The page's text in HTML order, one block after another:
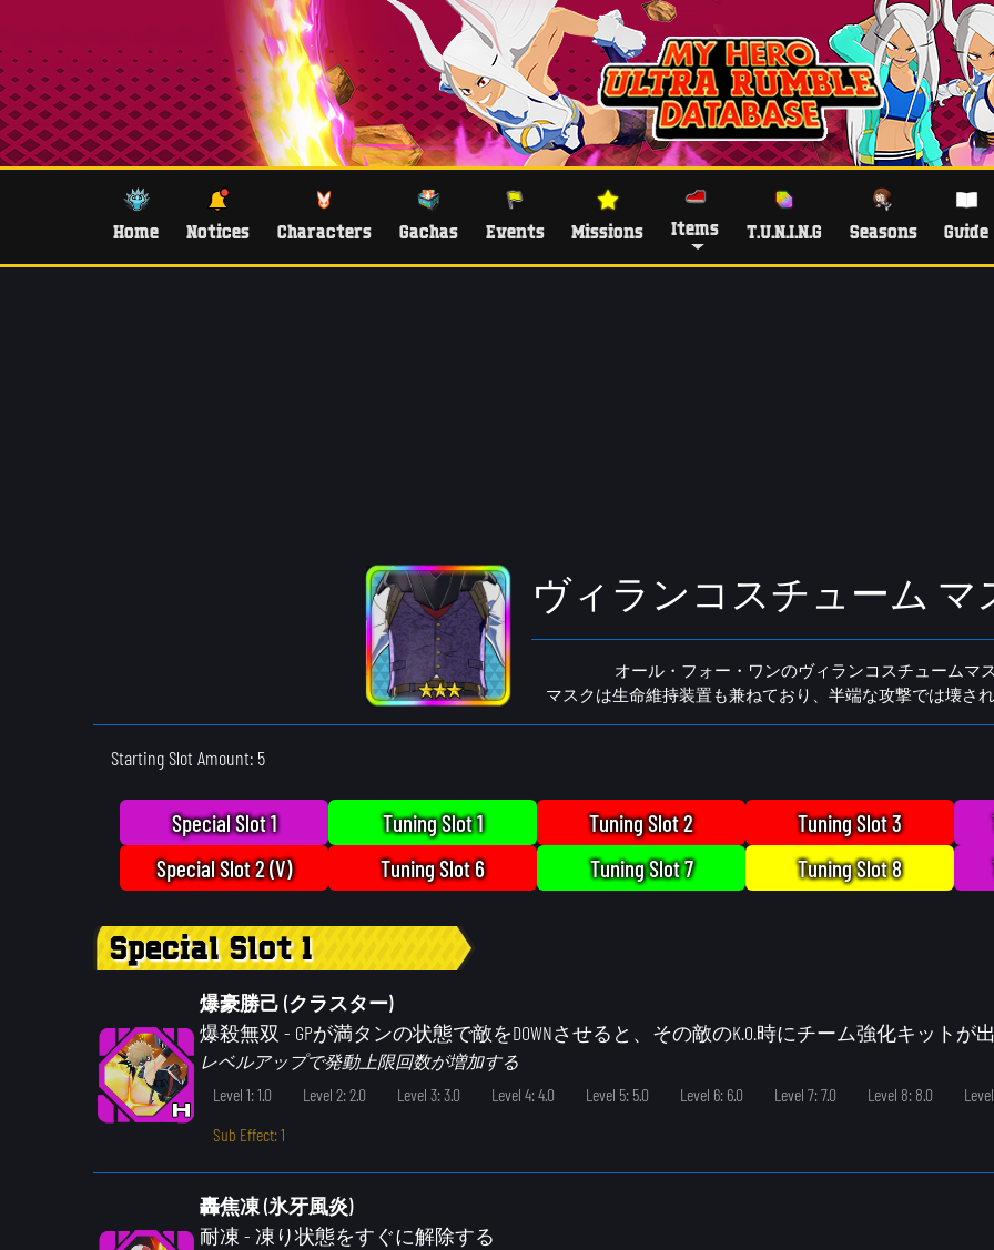
Home Notices Characters Gachas Events Missions Items T.U.N.I.N.G Seasons Guide
ヴィランコスチューム マ
オール・フォー・ワンのヴィランコスチュームマス
マスクは生命維持装置も兼ねており、半端な攻撃では壊さ
Starting Slot Amount: 5
Special Slot 1 Tuning Slot 1 Tuning Slot 2 Tuning Slot 3
Special Slot 2 (V)
Tuning Slot 6 Tuning Slot 7 Tuning Slot 8
Special Slot 1
爆豪勝己 (クラスター)
爆殺無双 - GPが満タンの状態で敵をDOWNさせると、その敵のK.O.時にチーム強化キットが
レベルアップで発動上限回数が増加する
Level 1: 1.0
Level 2: 2.0 Level 3: 3.0 Level 4: 4.0 Level 5: 5.0 Level 6: 6.0 Level 7: 7.0 Level 8: 8.0
Sub Effect: 1
轟焦凍 (氷牙風炎)
耐凍 - 凍り状態をすぐに解除する